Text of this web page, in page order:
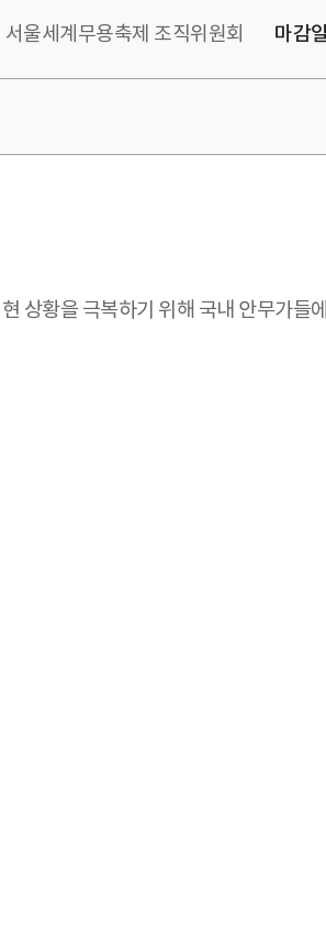
울세계무용축제 조직위원회 마감일
상황을 극복하기 위해 국내 안무가들